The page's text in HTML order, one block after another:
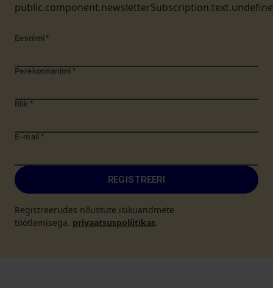
Eesnimi *
Perekonnanimi *
Riik *
E-mail *
REGISTREERI
Registreerudes nõustute isikuandmete
töötlemisega. privaatsuspoliitikas.